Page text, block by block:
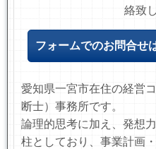
絡致
フォームでのお問合せ
愛知県一宮市在住の経営
断士）事務所です。
論理的思考に加え、発想
柱としており、事業計画